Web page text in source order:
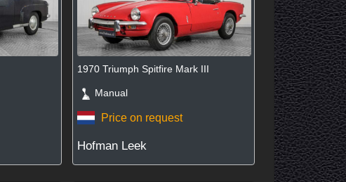
1970 Triumph Spitfire Mark III
Manual
Price on request
Hofman Leek